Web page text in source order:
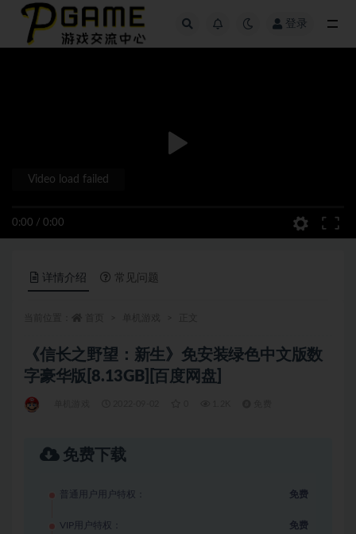
登录
0:00 / 0:00
Video load failed
详情介绍 常见问题
《信长之野望：新生》免安装绿色中文版数
字豪华版[8.13GB][百度网盘]
免费下载
普通用户用户特权： 免费
VIP用户特权： 免费
全部